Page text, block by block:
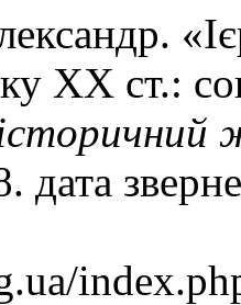
ХХ ст.:
дата